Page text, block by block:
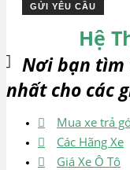
Hệ
Nơi bạn tìm
nhất cho các
Mua xe trả
Các Hãng Xe
Giá Xe Ô Tô